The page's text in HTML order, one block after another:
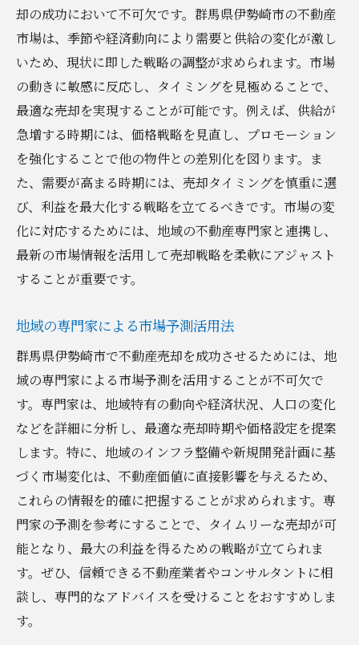
却の成功において不可欠です。群馬県伊勢崎市の不動産
市場は、季節や経済動向により需要と供給の変化が激し
いため、現状に即した戦略の調整が求められます。市場
の動きに敏感に反応し、タイミングを見極めることで、
最適な売却を実現することが可能です。例えば、供給が
急増する時期には、価格戦略を見直し、プロモーション
を強化することで他の物件との差別化を図ります。ま
た、需要が高まる時期には、売却タイミングを慎重に選
び、利益を最大化する戦略を立てるべきです。市場の変
化に対応するためには、地域の不動産専門家と連携し、
最新の市場情報を活用して売却戦略を柔軟にアジャスト
することが重要です。
地域の専門家による市場予測活用法
群馬県伊勢崎市で不動産売却を成功させるためには、地
域の専門家による市場予測を活用することが不可欠で
す。専門家は、地域特有の動向や経済状況、人口の変化
などを詳細に分析し、最適な売却時期や価格設定を提案
します。特に、地域のインフラ整備や新規開発計画に基
づく市場変化は、不動産価値に直接影響を与えるため、
これらの情報を的確に把握することが求められます。専
門家の予測を参考にすることで、タイムリーな売却が可
能となり、最大の利益を得るための戦略が立てられま
す。ぜひ、信頼できる不動産業者やコンサルタントに相
談し、専門的なアドバイスを受けることをおすすめしま
す。